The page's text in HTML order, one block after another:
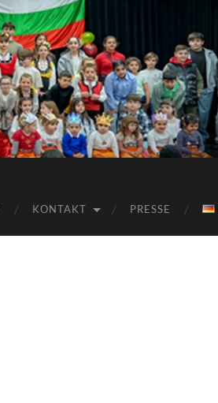
KONTAKT PRESSE